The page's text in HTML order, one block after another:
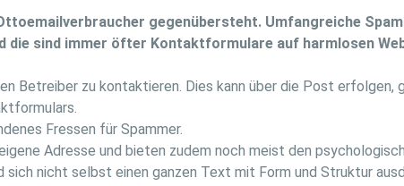
gegenübersteht. Umfangreiche
die sind immer öfter Kontaktformulare auf harmlosen
Betreiber zu kontaktieren. Dies kann über die Post erfolgen,
Fressen für Spammer.
Adresse und bieten zudem noch meist den
nicht selbst einen ganzen Text mit Form und Struktur